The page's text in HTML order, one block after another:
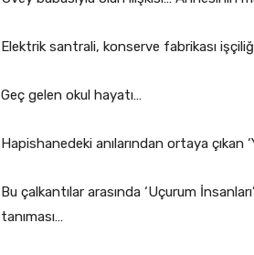
Elektrik santrali, konserve fabrikası
Geç gelen okul hayatı…
Hapishanedeki anılarından ortaya çıkan
Bu çalkantılar arasında ‘Uçurum
tanıması…